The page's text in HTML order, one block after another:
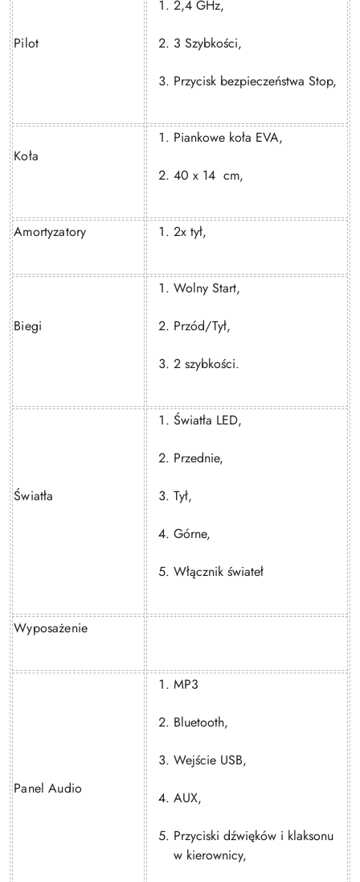
Pilot
2,4 GHz,
3 Szybkości,
Przycisk bezpieczeństwa Stop,
Koła
Piankowe koła EVA,
40 x 14 cm,
Amortyzatory 2x tył,
Biegi
Wolny Start,
Przód/Tył,
2 szybkości.
Światła
Światła LED,
Przednie,
Tył,
Górne,
Włącznik świateł
Wyposażenie
Panel Audio
MP3
Bluetooth,
Wejście USB,
AUX,
Przyciski dźwięków i klaksonu
w kierownicy,